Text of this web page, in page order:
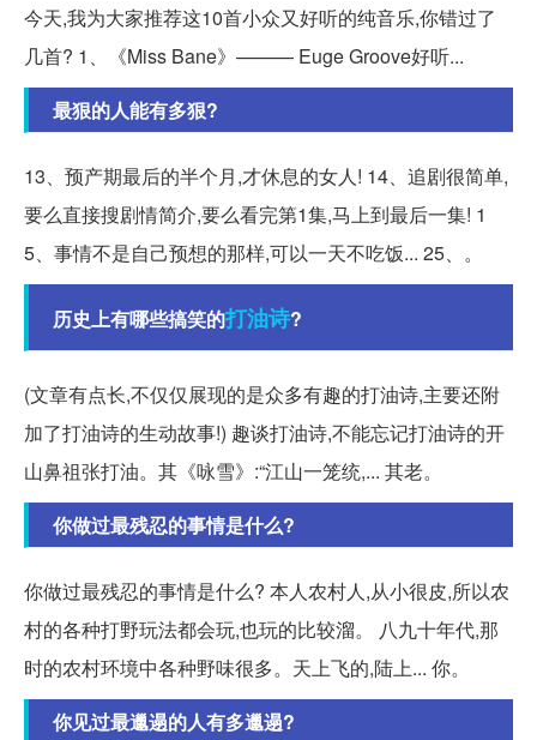
今天,我为大家推荐这10首小众又好听的纯音乐,你错过了
几首? 1、《Miss Bane》——— Euge Groove好听...
最狠的人能有多狠?
13、预产期最后的半个月,才休息的女人! 14、追剧很简单,
要么直接搜剧情简介,要么看完第1集,马上到最后一集! 1
5、事情不是自己预想的那样,可以一天不吃饭... 25、。
历史上有哪些搞笑的打油诗?
(文章有点长,不仅仅展现的是众多有趣的打油诗,主要还附
加了打油诗的生动故事!) 趣谈打油诗,不能忘记打油诗的开
山鼻祖张打油。其《咏雪》:“江山一笼统,... 其老。
你做过最残忍的事情是什么?
你做过最残忍的事情是什么? 本人农村人,从小很皮,所以农
村的各种打野玩法都会玩,也玩的比较溜。 八九十年代,那
时的农村环境中各种野味很多。天上飞的,陆上... 你。
你见过最邋遢的人有多邋遢?